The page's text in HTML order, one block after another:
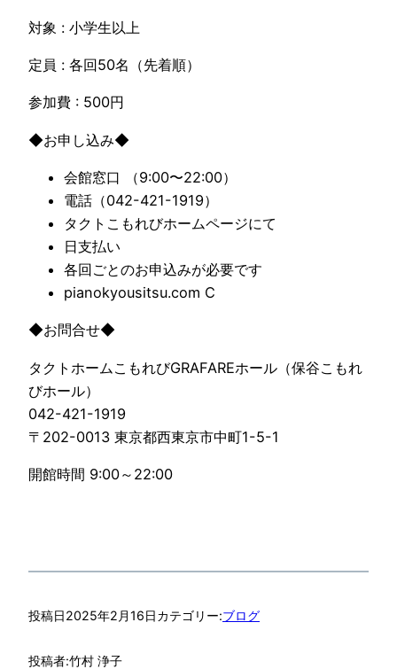
対象 : 小学生以上
定員 : 各回50名（先着順）
参加費 : 500円
◆お申し込み◆
会館窓口 （9:00〜22:00）
電話（042-421-1919）
タクトこもれびホームページにて
日支払い
各回ごとのお申込みが必要です
pianokyousitsu.com C
◆お問合せ◆
タクトホームこもれびGRAFAREホール（保谷こもれ
びホール）
042-421-1919
〒202-0013 東京都西東京市中町1-5-1
開館時間 9:00～22:00
投稿日2025年2月16日カテゴリー:ブログ
投稿者:竹村 浄子